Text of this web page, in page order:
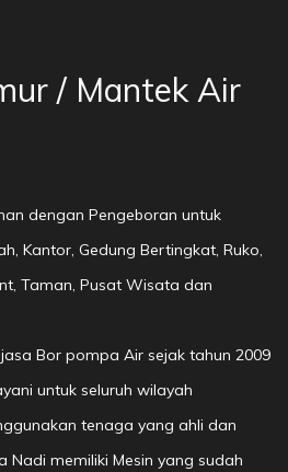
/ Mantek Air
dengan Pengeboran untuk
Kantor, Gedung Bertingkat, Ruko,
Taman, Pusat Wisata dan
Bor pompa Air sejak tahun 2009
untuk seluruh wilayah
tenaga yang ahli dan
memiliki Mesin yang sudah